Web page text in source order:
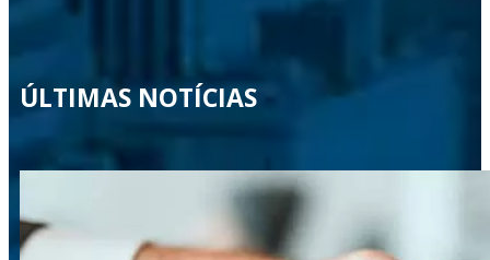
ÚLTIMAS NOTÍCIAS